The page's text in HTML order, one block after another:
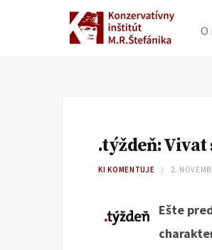
O
.týždeň: Vivat
KI KOMENTUJE 2.
Ešte